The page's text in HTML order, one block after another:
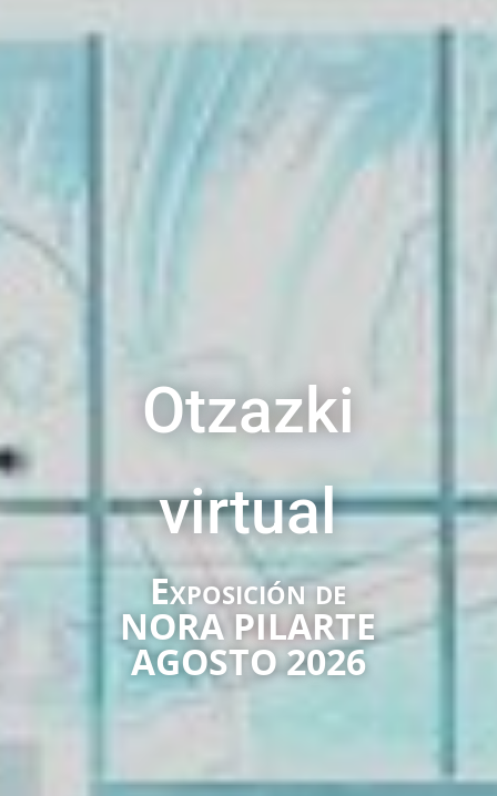
Otzazki
virtual
Exposición de
NORA PILARTE
AGOSTO 2026